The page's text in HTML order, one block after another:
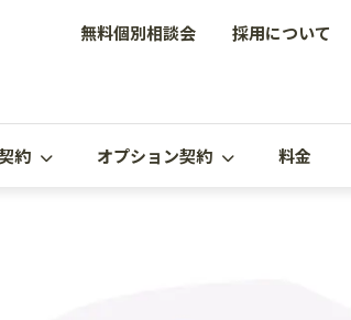
無料個別相談会 採用について
約 オプション契約 料金